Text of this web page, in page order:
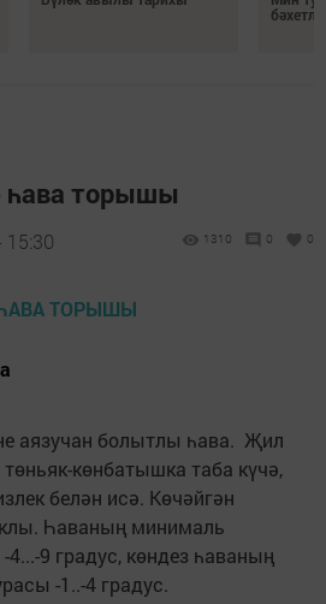
бәхетле!
һава торышы
15:30 1310 0 0
аязучан болытлы һава. Җил
көнбатышка таба күчә,
белән исә. Көчәйгән
Һаваның минималь
9 градус, көндез һаваның
-1..-4 градус.